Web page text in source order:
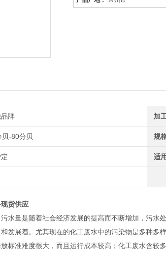
牌 加
贝-80分贝 规
适
货供应
水量是随着社会经济发展的提高而不断增加，污水
发展着。尤其现在的化工废水中的污染物是多种多
标准难度很大，而且运行成本较高；化工废水含较